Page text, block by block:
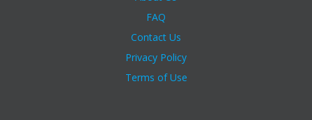
FAQ
Contact Us
Privacy Policy
Terms of Use